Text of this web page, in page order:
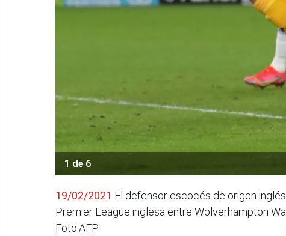
1 de 6
19/02/2021 El defensor escocés de origen
Premier League inglesa entre Wolverhampton
Foto:AFP